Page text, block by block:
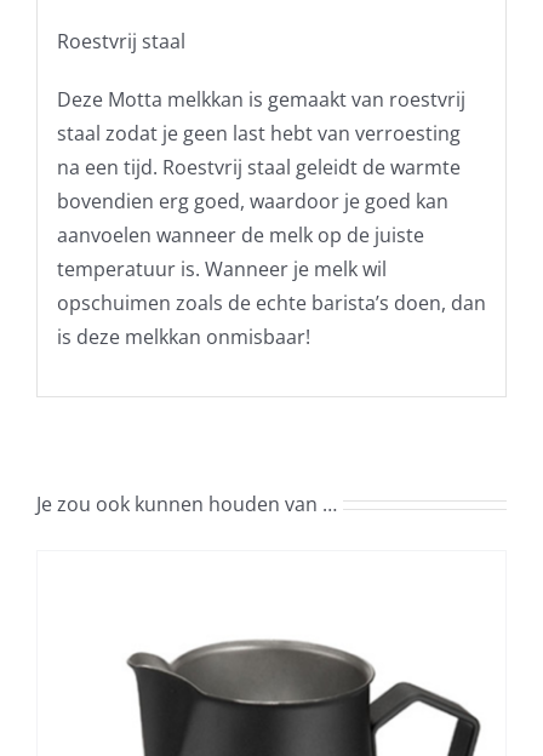
Roestvrij staal
Deze Motta melkkan is gemaakt van roestvrij
staal zodat je geen last hebt van verroesting
na een tijd. Roestvrij staal geleidt de warmte
bovendien erg goed, waardoor je goed kan
aanvoelen wanneer de melk op de juiste
temperatuur is. Wanneer je melk wil
opschuimen zoals de echte barista’s doen, dan
is deze melkkan onmisbaar!
Je zou ook kunnen houden van …